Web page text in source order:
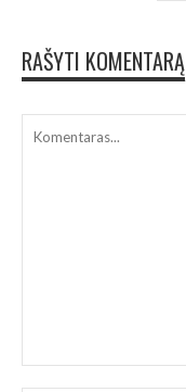
RAŠYTI KOMENTARĄ